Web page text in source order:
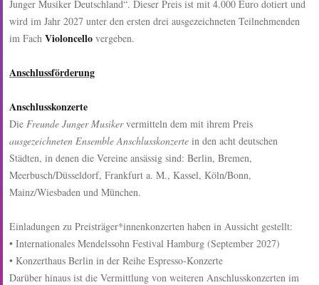
Junger Musiker Deutschland“. Dieser Preis ist mit 4.000 Euro dotiert und
wird im Jahr 2027 unter den ersten drei ausgezeichneten Teilnehmenden
im Fach Violoncello vergeben.
Anschlussförderung
Anschlusskonzerte
Die Freunde Junger Musikervermitteln dem mit ihrem Preis
ausgezeichneten Ensemble Anschlusskonzertein den acht deutschen
Städten, in denen die Vereine ansässig sind: Berlin, Bremen,
Meerbusch/Düsseldorf, Frankfurt a. M., Kassel, Köln/Bonn,
Mainz/Wiesbaden und München.
Einladungen zu Preisträger*innenkonzerten haben in Aussicht gestellt:
• Internationales Mendelssohn Festival Hamburg (September 2027)
• Konzerthaus Berlin in der Reihe Espresso-Konzerte
Darüber hinaus ist die Vermittlung von weiteren Anschlusskonzerten im